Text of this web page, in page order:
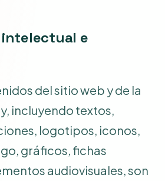
intelectual e
del sitio web y de la
incluyendo textos,
logotipos, iconos,
gráficos, fichas
audiovisuales, son